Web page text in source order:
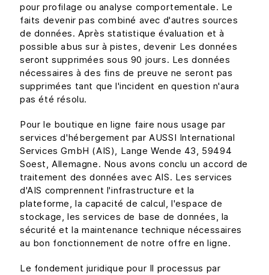
pour profilage ou analyse comportementale. Le
faits devenir pas combiné avec d'autres sources
de données. Après statistique évaluation et à
possible abus sur à pistes, devenir Les données
seront supprimées sous 90 jours. Les données
nécessaires à des fins de preuve ne seront pas
supprimées tant que l'incident en question n'aura
pas été résolu.
Pour le boutique en ligne faire nous usage par
services d'hébergement par AUSSI International
Services GmbH (AIS), Lange Wende 43, 59494
Soest, Allemagne. Nous avons conclu un accord de
traitement des données avec AIS. Les services
d'AIS comprennent l'infrastructure et la
plateforme, la capacité de calcul, l'espace de
stockage, les services de base de données, la
sécurité et la maintenance technique nécessaires
au bon fonctionnement de notre offre en ligne.
Le fondement juridique pour Il processus par